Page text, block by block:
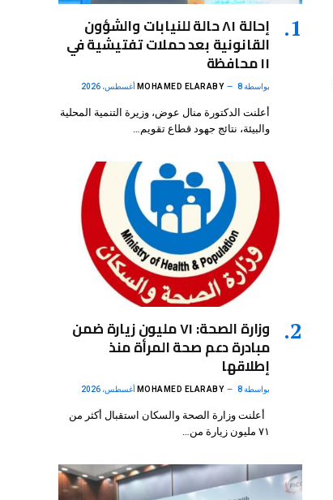
إحالة ٨١ حالة للنيابات والشؤون
القانونية بعد حملات تفتيشية في
١١ محافظة
بواسطة MOHAMED ELARABY 8 أغسطس، 2026
أعلنت الدكتورة منال عوض، وزيرة التنمية المحلية
والبيئة، نتائج جهود قطاع تقويم…
وزارة الصحة: ٧١ مليون زيارة ضمن
مبادرة دعم صحة المرأة منذ
إطلاقها
بواسطة MOHAMED ELARABY 8 أغسطس، 2026
أعلنت وزارة الصحة والسكان استقبال أكثر من
٧١ مليون زيارة من…